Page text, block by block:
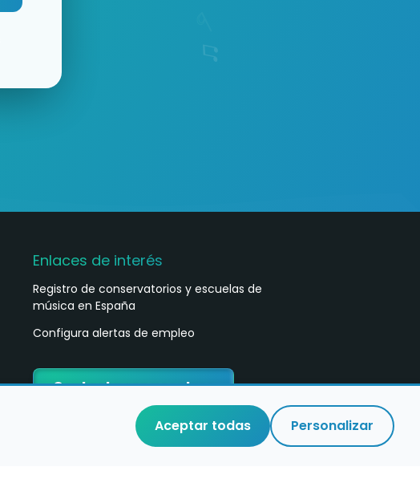
Enlaces de interés
Registro de conservatorios y escuelas de
música en España
Configura alertas de empleo
Contacta con nosotros
Aceptar todas Personalizar